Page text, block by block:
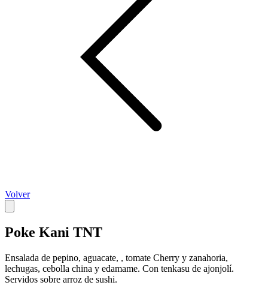
Volver
Poke Kani TNT
Ensalada de pepino, aguacate, , tomate Cherry y zanahoria,
lechugas, cebolla china y edamame. Con tenkasu de ajonjolí.
Servidos sobre arroz de sushi.